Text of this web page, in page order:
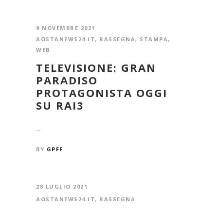
9 NOVEMBRE 2021
AOSTANEWS24.IT, RASSEGNA, STAMPA,
WEB
TELEVISIONE: GRAN
PARADISO
PROTAGONISTA OGGI
SU RAI3
...
BY GPFF
28 LUGLIO 2021
AOSTANEWS24.IT, RASSEGNA